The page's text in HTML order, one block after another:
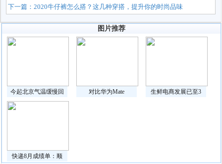
下一篇：2020牛仔裤怎么搭？这几种穿搭，提升你的时尚品味
图片推荐
今起北京气温缓慢回 对比华为Mate 生鲜电商发展已至3
快递8月成绩单：顺